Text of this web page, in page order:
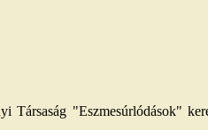
Társaság "Eszmesúrlódások"